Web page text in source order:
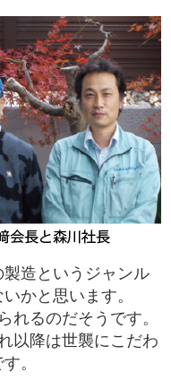
造というジャンル
かと思います。
るのだそうです。
以降は世襲にこだわ
。